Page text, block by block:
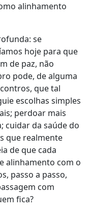
alinhamento
se
hoje para que
de paz, não
pode, de alguma
que tal
escolhas simples
perdoar mais
cuidar da saúde do
que realmente
de que cada
alinhamento com o
passo a passo,
com
fica?